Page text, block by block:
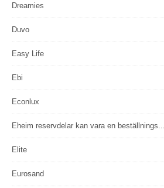
Dreamies
Duvo
Easy Life
Ebi
Econlux
Eheim reservdelar kan vara en beställnings...
Elite
Eurosand